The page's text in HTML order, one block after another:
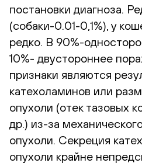
постановки диагноза.
(собаки-0.01-0,1%), у
редко. В 90%-
10%- двустороннее
признаки являются
катехоламинов или
опухоли (отек тазовых
др.) из-за
опухоли. Секреция
опухоли крайне